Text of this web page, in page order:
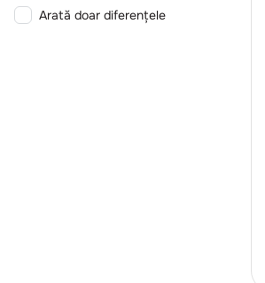
Arată doar diferențele